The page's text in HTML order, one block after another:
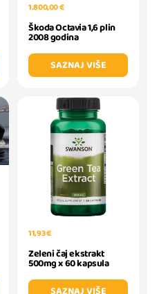
1.800,00 €
Škoda Octavia 1,6 plin
2008 godina
SAZNAJ VIŠE
11,93 €
Zeleni čaj ekstrakt
500mg x 60 kapsula